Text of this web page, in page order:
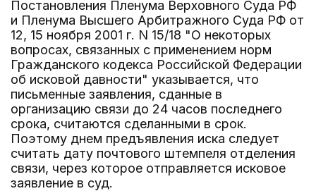
Постановления Пленума Верховного Суда РФ
и Пленума Высшего Арбитражного Суда РФ от
12, 15 ноября 2001 г. N 15/18 "О некоторых
вопросах, связанных с применением норм
Гражданского кодекса Российской Федерации
об исковой давности" указывается, что
письменные заявления, сданные в
организацию связи до 24 часов последнего
срока, считаются сделанными в срок.
Поэтому днем предъявления иска следует
считать дату почтового штемпеля отделения
связи, через которое отправляется исковое
заявление в суд.